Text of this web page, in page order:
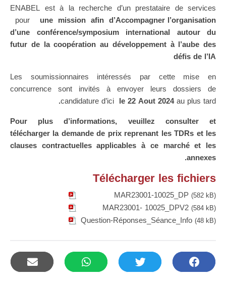
ENABEL est à la recherche d’un prestataire de services
pour
une mission afin d’Accompagner l’organisation
d’une conférence/symposium international autour du
futur de la coopération au développement à l’aube des
défis de l’IA
Les soumissionnaires intéressés par cette mise en
concurrence sont invités à envoyer leurs dossiers de
candidature d’ici le 22 Aout 2024au plus tard
.
Pour plus d’informations, veuillez consulter et
télécharger la demande de prix reprenant les TDRs et les
clauses contractuelles applicables à ce marché et les
annexes.
Télécharger les fichiers
MAR23001-10025_DP (582 kB)
MAR23001- 10025_DPV2 (584 kB)
Question-Réponses_Séance_Info (48 kB)